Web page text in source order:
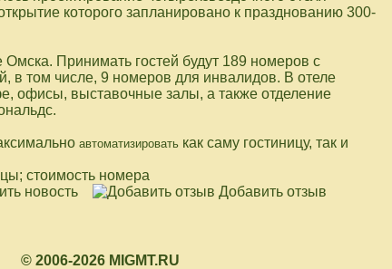
которого запланировано к празднованию 300-
Омска. Принимать гостей будут 189 номеров с
в том числе, 9 номеров для инвалидов. В отеле
офисы, выставочные залы, а также отделение
автоматизировать как саму гостиницу, так и
стоимость номера
новость Добавить отзыв
© 2006-2026 MIGMT.RU